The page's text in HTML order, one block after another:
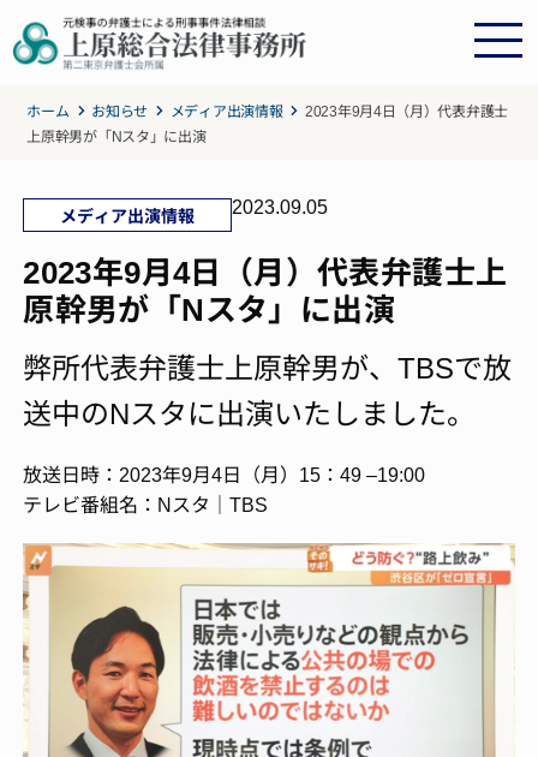
ホーム お知らせ メディア出演情報
2023年9月4日（月）代表弁護士
上原幹男が「Nスタ」に出演
メディア出演情報 2023.09.05
2023年9月4日（月）代表弁護士上
原幹男が「Nスタ」に出演
弊所代表弁護士上原幹男が、TBSで放
送中のNスタに出演いたしました。
放送日時：2023年9月4日（月）15：49 –19:00
テレビ番組名：Nスタ｜TBS